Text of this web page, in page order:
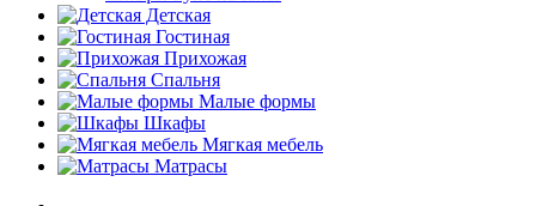
Детская
Гостиная
Прихожая
Спальня
Малые формы
Шкафы
Мягкая мебель
Матрасы